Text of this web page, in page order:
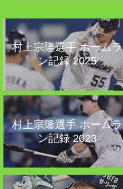
村上宗隆選手 ホームラ
ン記録 2025
村上宗隆選手 ホームラ
ン記録 2023